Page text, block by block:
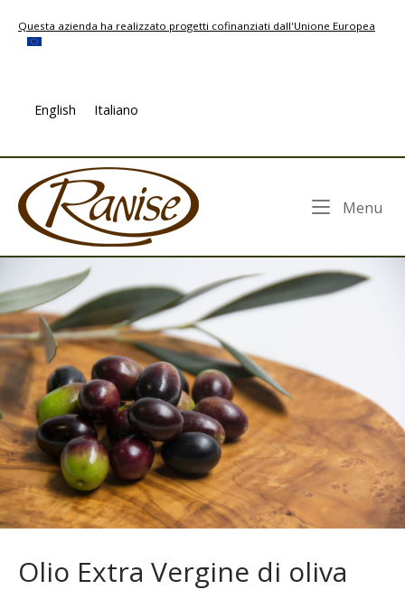
content
Questa azienda ha realizzato progetti cofinanziati dall'Unione Europea
English Italiano
Home
Menu
Olio Extra Vergine di oliva